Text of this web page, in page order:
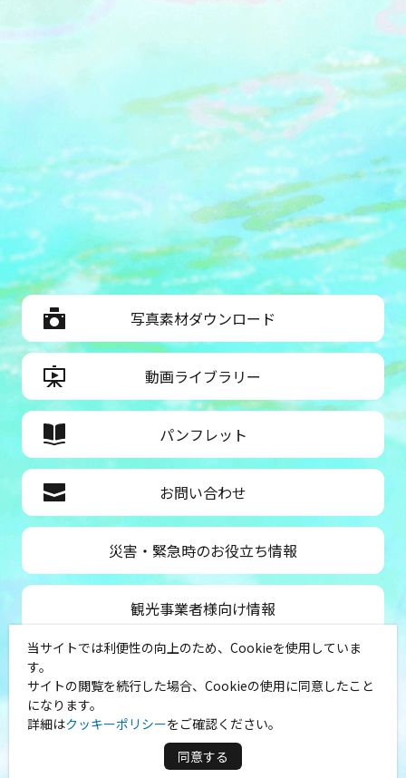
写真素材ダウンロード
動画ライブラリー
パンフレット
お問い合わせ
災害・緊急時のお役立ち情報
観光事業者様向け情報
公益社団法人神奈川県観光協会
〒231-8521
神奈川県横浜市中区山下町１
（シルクセンター内）
当サイトでは利便性の向上のため、Cookieを使用していま
す。
サイトの閲覧を続行した場合、Cookieの使用に同意したこと
になります。
詳細はクッキーポリシーをご確認ください。
同意する